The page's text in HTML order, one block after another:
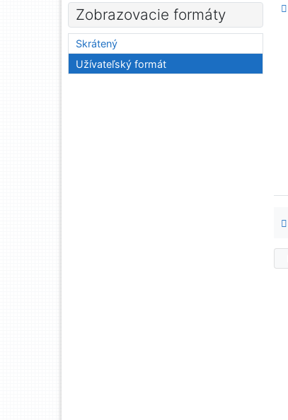
Zobrazovacie formáty
Skrátený
Užívateľský formát